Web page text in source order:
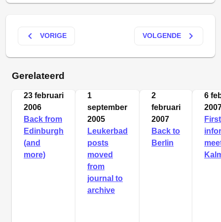
keyboard_arrow_left VORIGE VOLGENDE keyboard_arrow_right
Gerelateerd
23 februari
2006
Back from
Edinburgh
(and
more)
1
september
2005
Leukerbad
posts
moved
from
journal to
archive
2
februari
2007
Back to
Berlin
6
First